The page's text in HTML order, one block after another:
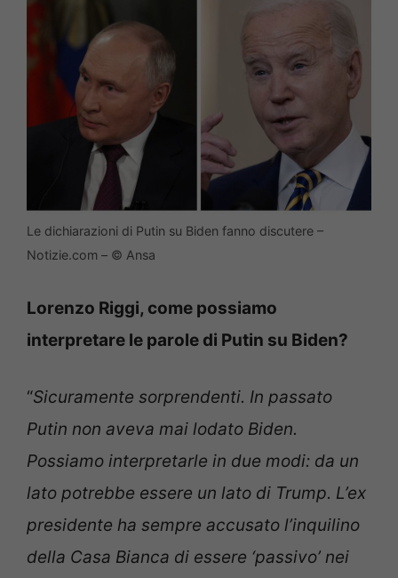
Le dichiarazioni di Putin su Biden fanno discutere –
Notizie.com – © Ansa
Lorenzo Riggi, come possiamo
interpretare le parole di Putin su Biden?
“Sicuramente sorprendenti. In passato
Putin non aveva mai lodato Biden.
Possiamo interpretarle in due modi: da un
lato potrebbe essere un lato di Trump. L’ex
presidente ha sempre accusato l’inquilino
della Casa Bianca di essere ‘passivo’ nei